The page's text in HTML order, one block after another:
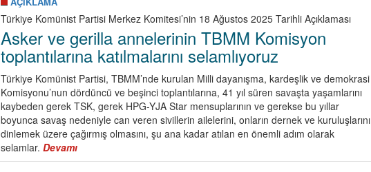
Yeni
Mücadelelere
Yeni
Yöntemler
Yöneliyor:
Demokratik
Türkiye,
Daha
Güçlü
Türkiye Komünist Partisi Merkez Komitesi’nin 18 Ağustos 2025 Tarihli Açıklaması
Asker ve gerilla annelerinin TBMM Komisyon
toplantılarına katılmalarını selamlıyoruz
Türkiye Komünist Partisi, TBMM’nde kurulan Milli dayanışma, kardeşlik ve demokrasi
Komisyonu’nun dördüncü ve beşinci toplantılarına, 41 yıl süren savaşta yaşamlarını
kaybeden gerek TSK, gerek HPG-YJA Star mensuplarının ve gerekse bu yıllar
boyunca savaş nedeniyle can veren sivillerin ailelerini, onların dernek ve kuruluşlarını
dinlemek üzere çağırmış olmasını, şu ana kadar atılan en önemli adım olarak
selamlar.Devamı
Asker